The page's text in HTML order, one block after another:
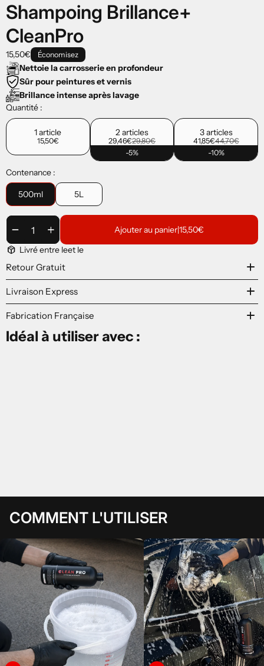
Shampoing Brillance+
CleanPro
15,50€ Économisez
Nettoie la carrosserie en profondeur
Sûr pour peintures et vernis
Brillance intense après lavage
Quantité :
1 article
15,50€
2 articles
29,46€29,80€
-5%
3 articles
41,85€44,70€
-10%
Contenance :
500ml 5L
remove add Ajouter au panier|15,50€
package_2 Livré entre leet le
Retour Gratuit add
Livraison Express add
Fabrication Française add
Idéal à utiliser avec :
COMMENT L'UTILISER